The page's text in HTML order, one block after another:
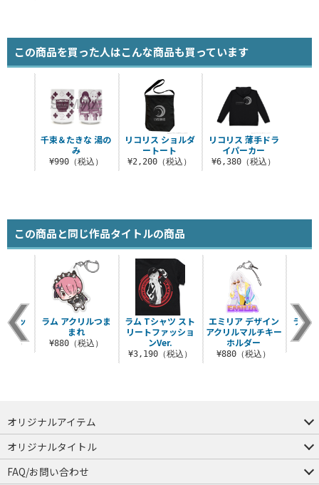
この商品を買った人はこんな商品も買っています
リコリス ショルダ
ートート
¥2,200（税込）
リコリス 薄手ドラ
イパーカー
¥6,380（税込）
千束＆たきな 湯の
み
¥990（税込）
この商品と同じ作品タイトルの商品
ラム Tシャツ スト
リートファッショ
ンVer.
¥3,190（税込）
エミリア デザイン
アクリルマルチキー
ホルダー
¥880（税込）
ラム
セッ
込）
ラム アクリルつま
まれ
¥880（税込）
オリジナルアイテム
つままれ
つかまれ
ピョコッテ
オリジナルタイトル
アイテムヤ
ミスカトニック大學購買部
FAQ/お問い合わせ